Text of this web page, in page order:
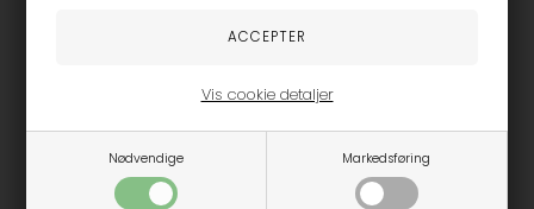
Nødvendige Markedsføring
Vis cookie detaljer
Rose
107,98 179,95